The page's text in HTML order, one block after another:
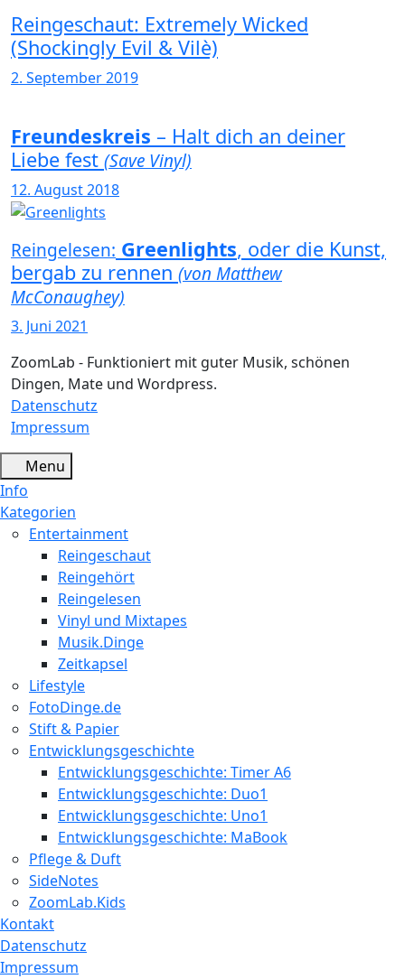
Reingeschaut: Extremely Wicked
(Shockingly Evil & Vilè)
2. September 2019
Freundeskreis – Halt dich an deiner
Liebe fest (Save Vinyl)
12. August 2018
Reingelesen: Greenlights, oder die Kunst,
bergab zu rennen (von Matthew
McConaughey)
3. Juni 2021
ZoomLab - Funktioniert mit guter Musik, schönen
Dingen, Mate und Wordpress.
Datenschutz
Impressum
Menu
Info
Kategorien
Entertainment
Reingeschaut
Reingehört
Reingelesen
Vinyl und Mixtapes
Musik.Dinge
Zeitkapsel
Lifestyle
FotoDinge.de
Stift & Papier
Entwicklungsgeschichte
Entwicklungsgeschichte: Timer A6
Entwicklungsgeschichte: Duo1
Entwicklungsgeschichte: Uno1
Entwicklungsgeschichte: MaBook
Pflege & Duft
SideNotes
ZoomLab.Kids
Kontakt
Datenschutz
Impressum